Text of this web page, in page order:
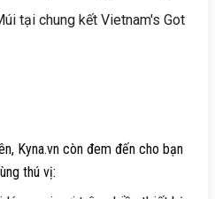
tại chung kết Vietnam's Got
Kyna.vn còn đem đến cho bạn
thú vị: